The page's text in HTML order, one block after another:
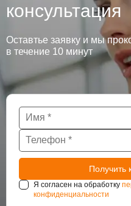
консультация
Оставтье заявку и мы
в течение 10 минут
Я согласен на обработку
конфиденциальности